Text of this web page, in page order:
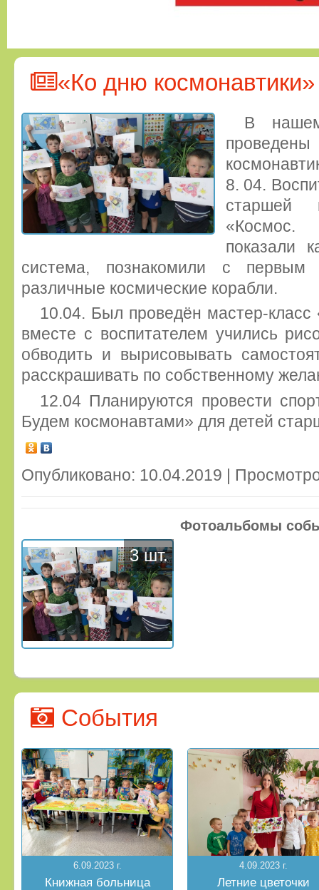
«Ко дню космонавтики»
В
8. 04.
старшей
«Космос.
показали
система, познакомили с первым
различные космические корабли.
10.04. Был проведён мастер-класс
вместе с воспитателем учились
обводить и вырисовывать
расскрашивать по собственному
12.04 Планируются провести
Будем космонавтами» для детей
Опубликовано: 10.04.2019 |
Фотоальбомы
3 шт.
События
6.09.2023 г.
Книжная больница
4.09.2023 г.
Летние цветочки